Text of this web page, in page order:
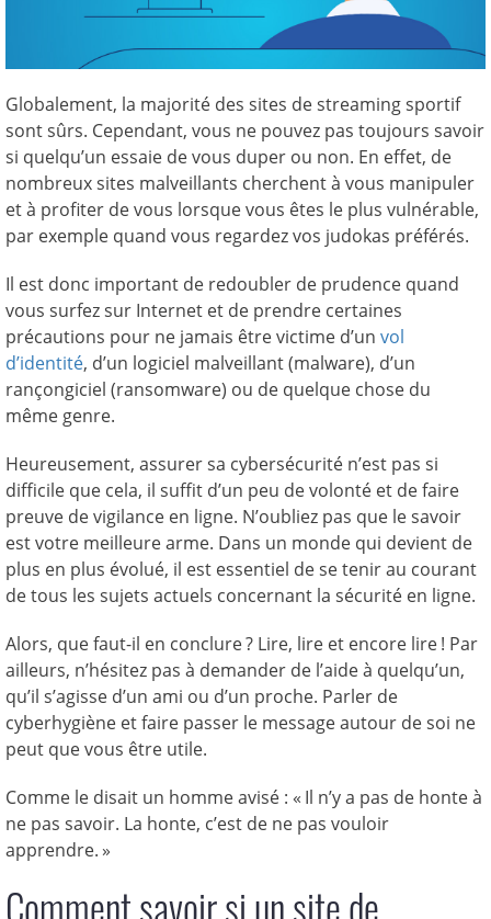
Globalement, la majorité des sites de streaming sportif
sont sûrs. Cependant, vous ne pouvez pas toujours savoir
si quelqu’un essaie de vous duper ou non. En effet, de
nombreux sites malveillants cherchent à vous manipuler
et à profiter de vous lorsque vous êtes le plus vulnérable,
par exemple quand vous regardez vos judokas préférés.
Il est donc important de redoubler de prudence quand
vous surfez sur Internet et de prendre certaines
précautions pour ne jamais être victime d’un vol
d’identité, d’un logiciel malveillant (malware), d’un
rançongiciel (ransomware) ou de quelque chose du
même genre.
Heureusement, assurer sa cybersécurité n’est pas si
difficile que cela, il suffit d’un peu de volonté et de faire
preuve de vigilance en ligne. N’oubliez pas que le savoir
est votre meilleure arme. Dans un monde qui devient de
plus en plus évolué, il est essentiel de se tenir au courant
de tous les sujets actuels concernant la sécurité en ligne.
Alors, que faut-il en conclure ? Lire, lire et encore lire ! Par
ailleurs, n’hésitez pas à demander de l’aide à quelqu’un,
qu’il s’agisse d’un ami ou d’un proche. Parler de
cyberhygiène et faire passer le message autour de soi ne
peut que vous être utile.
Comme le disait un homme avisé : « Il n’y a pas de honte à
ne pas savoir. La honte, c’est de ne pas vouloir
apprendre. »
Comment savoir si un site de